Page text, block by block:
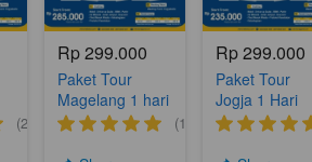
(2)
Rp 299.000
Paket Tour
Magelang 1 hari
Silancur High
(1)
Rp 299.000
Paket Tour
Jogja 1 Hari
Back to